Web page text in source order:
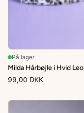
På lager
Milda Hårbøjle i Hvid Leo
99,00 DKK